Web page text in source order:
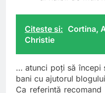
Citeste si: Cortina,
Christie
… atunci poţi să începi
bani cu ajutorul
Ca referinţă